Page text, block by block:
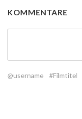
KOMMENTARE
@username #Filmtitel